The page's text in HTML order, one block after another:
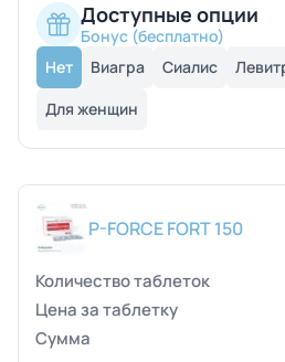
Доступные опции
Бонус (бесплатно)
Нет
Виагра Сиалис
Для женщин
P-FORCE FORT 150